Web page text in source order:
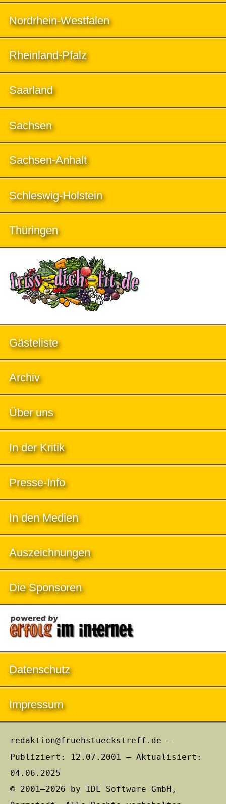
Nordrhein-Westfalen
Rheinland-Pfalz
Saarland
Sachsen
Sachsen-Anhalt
Schleswig-Holstein
Thüringen
Gästeliste
Archiv
Über uns
In der Kritik
Presse-Info
In den Medien
Auszeichnungen
Die Sponsoren
Datenschutz
Impressum
redaktion@fruehstueckstreff.de –
Publiziert: 12.07.2001 – Aktualisiert:
04.06.2025
© 2001–2026 by IDL Software GmbH,